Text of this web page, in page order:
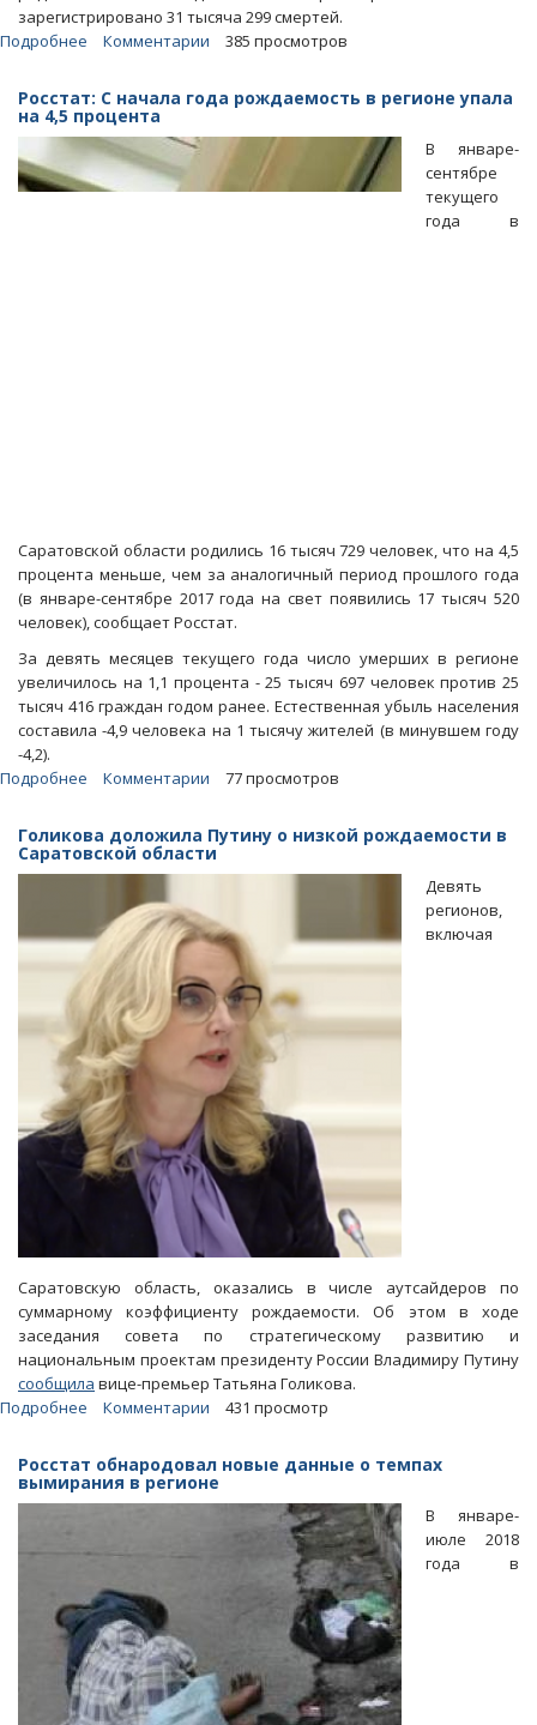
зарегистрировано 31 тысяча 299 смертей.
Подробнее
регионе
число
умерших
превысило
число
Комментарии 385 просмотров
Росстат: С начала года рождаемость в регионе упала
на 4,5 процента
В январе-
сентябре
текущего
года в
Саратовской области родились 16 тысяч 729 человек, что на 4,5
процента меньше, чем за аналогичный период прошлого года
(в январе-сентябре 2017 года на свет появились 17 тысяч 520
человек), сообщает Росстат.
За девять месяцев текущего года число умерших в регионе
увеличилось на 1,1 процента - 25 тысяч 697 человек против 25
тысяч 416 граждан годом ранее. Естественная убыль населения
составила -4,9 человека на 1 тысячу жителей (в минувшем году
-4,2).
Подробнее
начала
года
рождаемость
регионе
упала
на
4,5
процента
Комментарии 77 просмотров
Голикова доложила Путину о низкой рождаемости в
Саратовской области
Девять
регионов,
включая
Саратовскую область, оказались в числе аутсайдеров по
суммарному коэффициенту рождаемости. Об этом в ходе
заседания совета по стратегическому развитию и
национальным проектам президенту России Владимиру Путину
сообщила вице-премьер Татьяна Голикова.
Подробнее
доложила
Путину
о
рождаемости
Саратовской
области
Комментарии 431 просмотр
Росстат обнародовал новые данные о темпах
вымирания в регионе
В январе-
июле 2018
года в